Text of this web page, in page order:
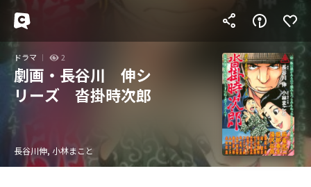
ドラマ 2
劇画・長谷川 伸シ
リーズ 沓掛時次郎
長谷川伸, 小林まこと